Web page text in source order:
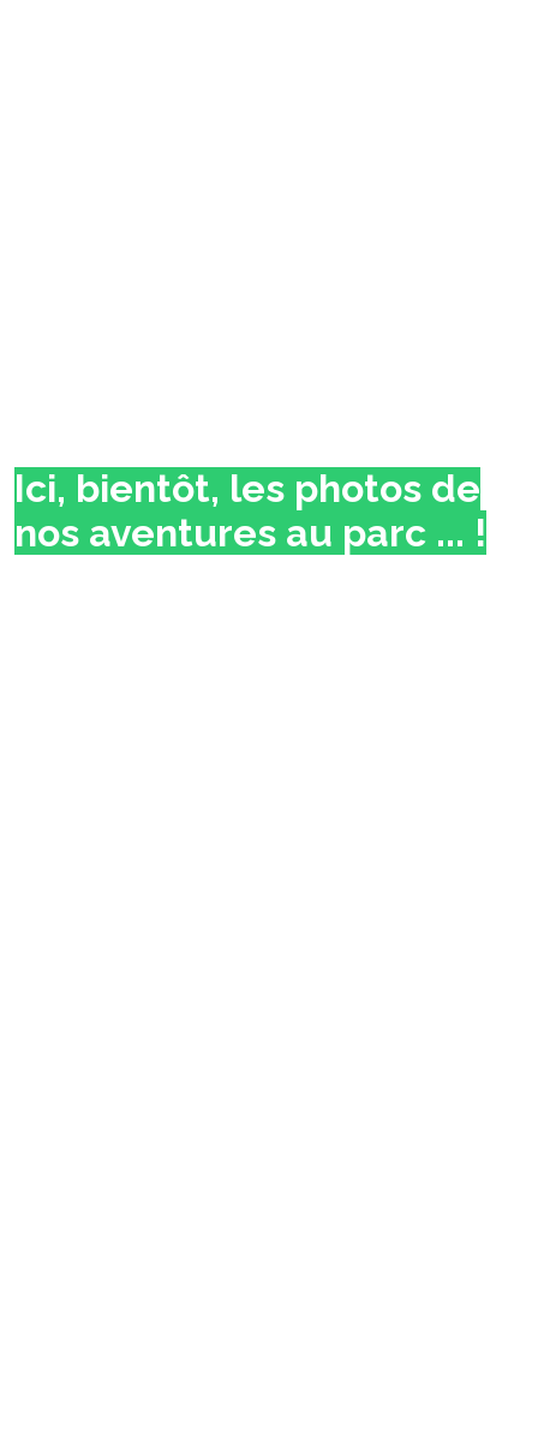
Ici, bientôt, les photos de
nos aventures au parc ... !